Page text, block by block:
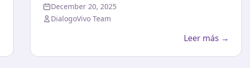
December 20, 2025
DialogoVivo Team
Leer más →